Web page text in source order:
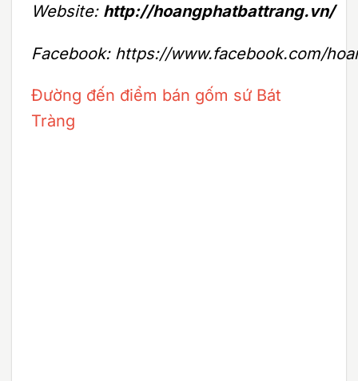
Website: http://hoangphatbattrang.vn/
Facebook: https://www.facebook.com/
Đường đến điểm bán gốm sứ Bát
Tràng